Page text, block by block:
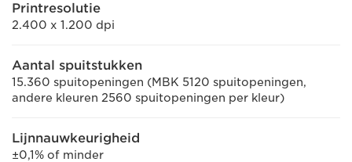
Printresolutie
2.400 x 1.200 dpi
Aantal spuitstukken
15.360 spuitopeningen (MBK 5120 spuitopeningen,
andere kleuren 2560 spuitopeningen per kleur)
Lijnnauwkeurigheid
±0,1% of minder